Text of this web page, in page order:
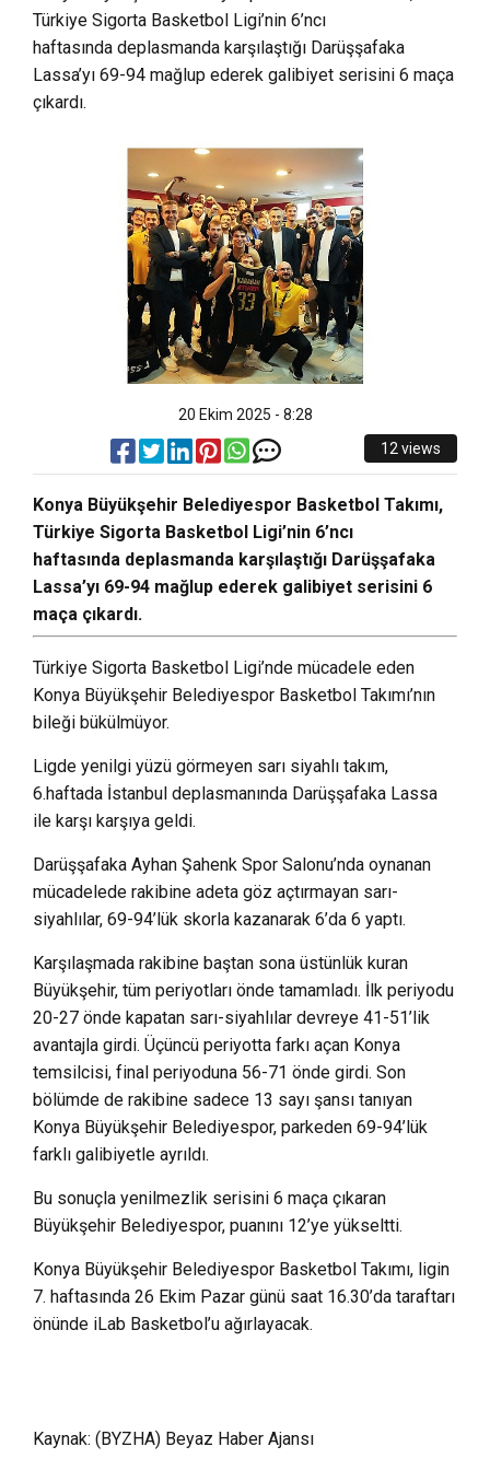
Türkiye Sigorta Basketbol Ligi’nin 6’ncı
haftasında deplasmanda karşılaştığı Darüşşafaka
Lassa’yı 69-94 mağlup ederek galibiyet serisini 6 maça
çıkardı.
20 Ekim 2025 - 8:28
12 views
Konya Büyükşehir Belediyespor Basketbol Takımı,
Türkiye Sigorta Basketbol Ligi’nin 6’ncı
haftasında deplasmanda karşılaştığı Darüşşafaka
Lassa’yı 69-94 mağlup ederek galibiyet serisini 6
maça çıkardı.
Türkiye Sigorta Basketbol Ligi’nde mücadele eden
Konya Büyükşehir Belediyespor Basketbol Takımı’nın
bileği bükülmüyor.
Ligde yenilgi yüzü görmeyen sarı siyahlı takım,
6.haftada İstanbul deplasmanında Darüşşafaka Lassa
ile karşı karşıya geldi.
Darüşşafaka Ayhan Şahenk Spor Salonu’nda oynanan
mücadelede rakibine adeta göz açtırmayan sarı-
siyahlılar, 69-94’lük skorla kazanarak 6’da 6 yaptı.
Karşılaşmada rakibine baştan sona üstünlük kuran
Büyükşehir, tüm periyotları önde tamamladı. İlk periyodu
20-27 önde kapatan sarı-siyahlılar devreye 41-51’lik
avantajla girdi. Üçüncü periyotta farkı açan Konya
temsilcisi, final periyoduna 56-71 önde girdi. Son
bölümde de rakibine sadece 13 sayı şansı tanıyan
Konya Büyükşehir Belediyespor, parkeden 69-94’lük
farklı galibiyetle ayrıldı.
Bu sonuçla yenilmezlik serisini 6 maça çıkaran
Büyükşehir Belediyespor, puanını 12’ye yükseltti.
Konya Büyükşehir Belediyespor Basketbol Takımı, ligin
7. haftasında 26 Ekim Pazar günü saat 16.30’da taraftarı
önünde iLab Basketbol’u ağırlayacak.
Kaynak: (BYZHA) Beyaz Haber Ajansı